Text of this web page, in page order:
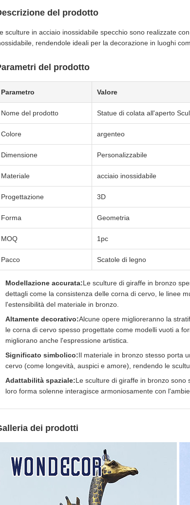
del prodotto
sculture in acciaio inossidabile specchio sono realizzate
rendendole ideali per la decorazione in luoghi
del prodotto
Parametro Valore
Nome del prodotto Statue di colata all'aperto
Colore argenteo
Dimensione Personalizzabile
Materiale acciaio inossidabile
Progettazione 3D
Forma Geometria
MOQ 1pc
Pacco Scatole di legno
Modellazione accurata:Le sculture di giraffe in bronzo
dettagli come la consistenza delle corna di cervo, le linee
l'estensibilità del materiale in bronzo.
Altamente decorativo:Alcune opere miglioreranno la
le corna di cervo spesso progettate come modelli vuoti a
migliorano anche l'espressione artistica.
Significato simbolico:Il materiale in bronzo stesso porta
cervo (come longevità, auspici e amore), rendendo le
Adattabilità spaziale:Le sculture di giraffe in bronzo sono
loro forma solenne interagisce armoniosamente con
dei prodotti